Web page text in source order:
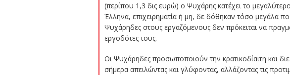
(περίπου 1,3 δις ευρώ) ο Ψυχάρης κατέχει το
Έλληνα, επιχειρηματία ή μη, δε δόθηκαν τόσο μεγάλα
Ψυχάρηδες στους εργαζόμενους δεν πρόκειται να
εργοδότες τους.
Οι Ψυχάρηδες προσωποποιούν την κρατικοδίαιτη και
σήμερα απειλώντας και γλύφοντας, αλλάζοντας τις